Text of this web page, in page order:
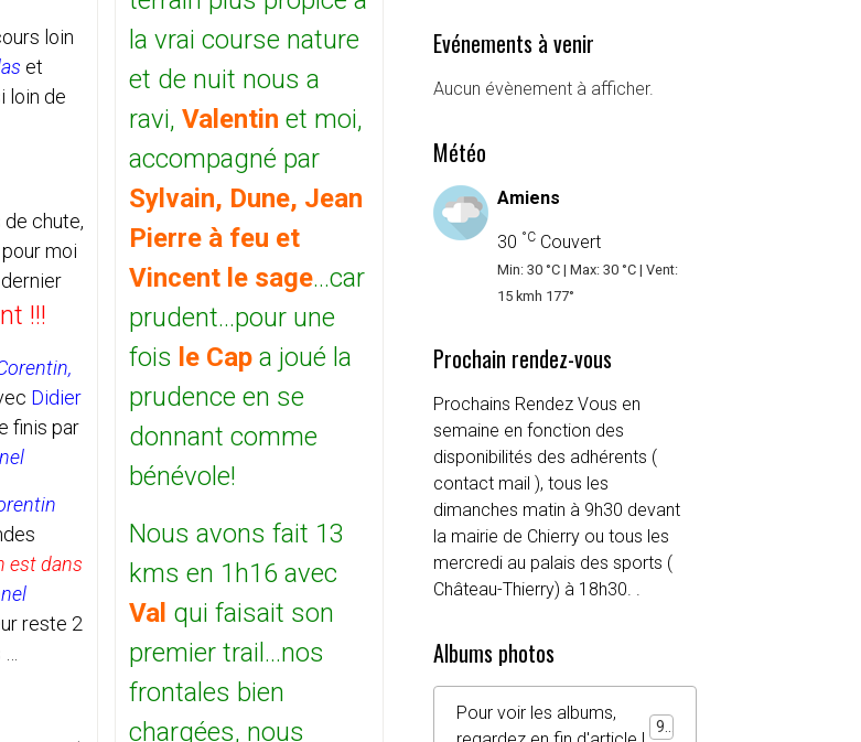
loin
et
loin de
de chute,
moi
!!!
Didier
finis par
est dans
reste 2
la vrai course nature
et de nuit nous a
ravi, Valentin et moi,
accompagné par
Sylvain, Dune, Jean
Pierre à feu et
Vincent le sage...car
prudent...pour une
fois le Capa joué la
prudence en se
donnant comme
bénévole!
Nous avons fait 13
kms en 1h16 avec
Val qui faisait son
premier trail...nos
frontales bien
chargées, nous
Evénements à venir
Aucun évènement à afficher.
Météo
Amiens
30 °CCouvert
Min: 30 °C | Max: 30 °C | Vent:
15 kmh 177°
Prochain rendez-vous
Prochains Rendez Vous en
semaine en fonction des
disponibilités des adhérents (
contact mail ), tous les
dimanches matin à 9h30 devant
la mairie de Chierry ou tous les
mercredi au palais des sports (
Château-Thierry) à 18h30. .
Albums photos
Pour voir les albums,